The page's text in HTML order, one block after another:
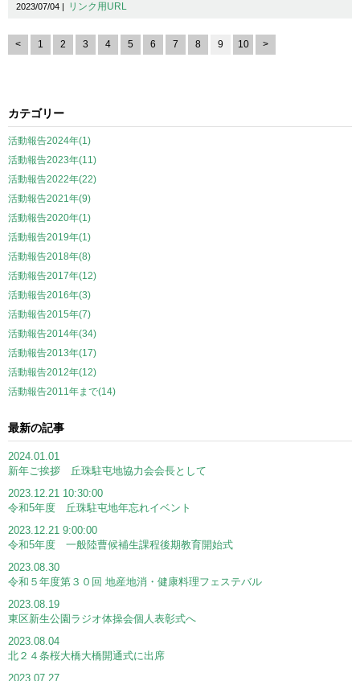
2023/07/04 | リンク用URL
< 1 2 3 4 5 6 7 8 9 10 >
カテゴリー
活動報告2024年(1)
活動報告2023年(11)
活動報告2022年(22)
活動報告2021年(9)
活動報告2020年(1)
活動報告2019年(1)
活動報告2018年(8)
活動報告2017年(12)
活動報告2016年(3)
活動報告2015年(7)
活動報告2014年(34)
活動報告2013年(17)
活動報告2012年(12)
活動報告2011年まで(14)
最新の記事
2024.01.01
新年ご挨拶 丘珠駐屯地協力会会長として
2023.12.21 10:30:00
令和5年度 丘珠駐屯地年忘れイベント
2023.12.21 9:00:00
令和5年度 一般陸曹候補生課程後期教育開始式
2023.08.30
令和５年度第３０回 地産地消・健康料理フェステバル
2023.08.19
東区新生公園ラジオ体操会個人表彰式へ
2023.08.04
北２４条桜大橋大橋開通式に出席
2023.07.27